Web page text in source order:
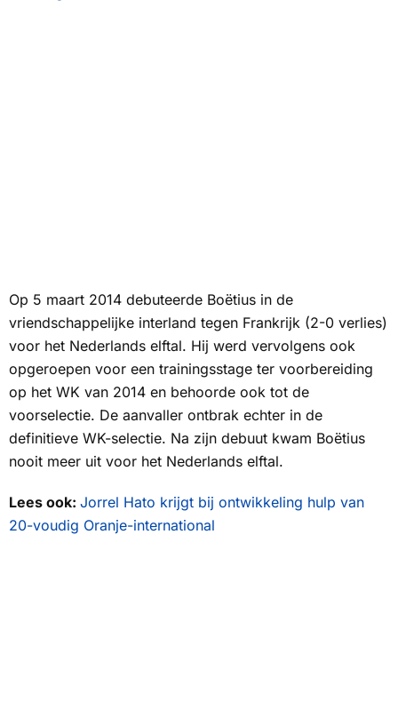
Op 5 maart 2014 debuteerde Boëtius in de
vriendschappelijke interland tegen Frankrijk (2-0 verlies)
voor het Nederlands elftal. Hij werd vervolgens ook
opgeroepen voor een trainingsstage ter voorbereiding
op het WK van 2014 en behoorde ook tot de
voorselectie. De aanvaller ontbrak echter in de
definitieve WK-selectie. Na zijn debuut kwam Boëtius
nooit meer uit voor het Nederlands elftal.
Lees ook: Jorrel Hato krijgt bij ontwikkeling hulp van
20-voudig Oranje-international